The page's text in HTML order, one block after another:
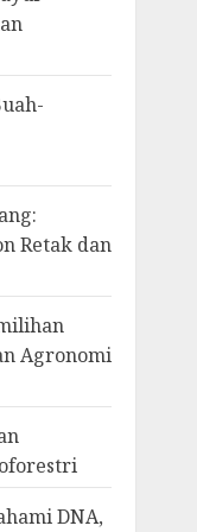
Retak dan
Agronomi
DNA,